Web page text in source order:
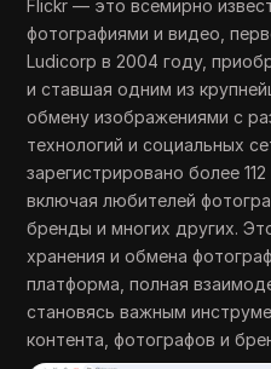
Flickr — это всемирно
фотографиями и видео,
Ludicorp в 2004 году,
и ставшая одним из
обмену изображениями с
технологий и социальных
зарегистрировано более
включая любителей
бренды и многих других.
хранения и обмена
платформа, полная
становясь важным
контента, фотографов и